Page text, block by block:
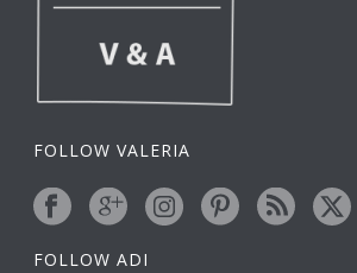
FOLLOW VALERIA
FOLLOW ADI